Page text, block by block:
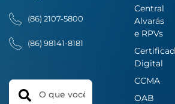
(86) 2107-5800
(86) 98141-8181
Search
Central
Alvarás
e RPVs
Digital
CCMA
OAB